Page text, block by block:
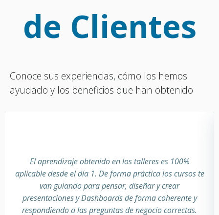
de Clientes
Conoce sus experiencias, cómo los hemos
ayudado y los beneficios que han obtenido
El aprendizaje obtenido en los talleres es 100%
aplicable desde el día 1. De forma práctica los cursos te
van guiando para pensar, diseñar y crear
presentaciones y Dashboards de forma coherente y
respondiendo a las preguntas de negocio correctas.